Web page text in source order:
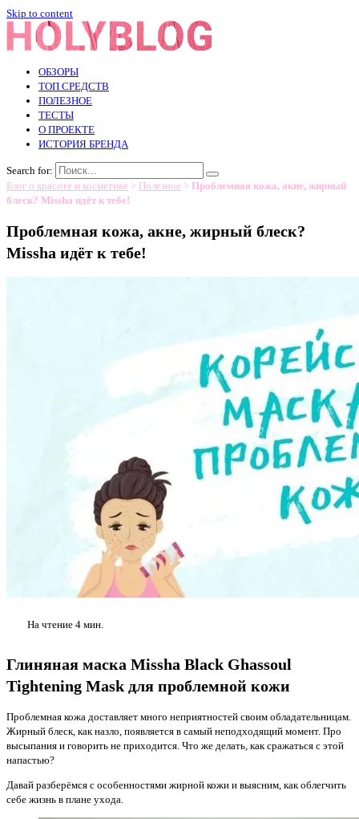
Skip to content
ОБЗОРЫ
ТОП СРЕДСТВ
ПОЛЕЗНОЕ
ТЕСТЫ
О ПРОЕКТЕ
ИСТОРИЯ БРЕНДА
Search for:
Блог о красоте и косметике > Полезное > Проблемная кожа, акне, жирный
блеск? Missha идёт к тебе!
Проблемная кожа, акне, жирный блеск?
Missha идёт к тебе!
На чтение 4 мин.
Глиняная маска Missha Black Ghassoul
Tightening Mask для проблемной кожи
Проблемная кожа доставляет много неприятностей своим обладательницам.
Жирный блеск, как назло, появляется в самый неподходящий момент. Про
высыпания и говорить не приходится. Что же делать, как сражаться с этой
напастью?
Давай разберёмся с особенностями жирной кожи и выясним, как облегчить
себе жизнь в плане ухода.